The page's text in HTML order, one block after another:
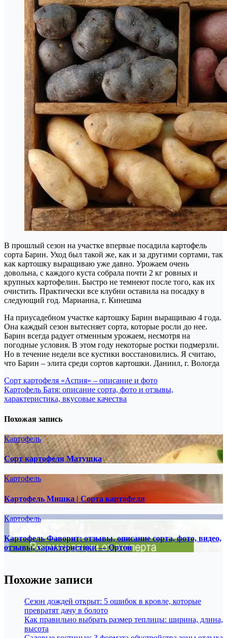
В прошлый сезон на участке впервые посадила картофель
сорта Барин. Уход был такой же, как и за другими сортами, так
как картошку выращиваю уже давно. Урожаем очень
довольна, с каждого куста собрала почти 2 кг ровных и
крупных картофелин. Быстро не темнеют после того, как их
очистить. Практически все клубни оставила на посадку в
следующий год. Марианна, г. Кинешма
На приусадебном участке картошку Барин выращиваю 4 года.
Она каждый сезон вытесняет сорта, которые росли до нее.
Барин всегда радует отменным урожаем, несмотря на
погодные условия. В этом году некоторые ростки подмерзли.
Но в течение недели все кустики восстановились. Я считаю,
что Барин – элита среди сортов картошки. Даниил, г. Вологда
Навигация
по
Сорт картофеля «Аспия» – описание и фото
Картофель Батя: описание сорта, фото и отзывы,
характеристика, вкусовые качества
Похожая запись
Картофель
Сорт картофеля Матушка
Картофель
Картофель Мишка | Сорта картофеля
Картофель
Картофель Фаворит: отзывы, описание сорта, фото, видео,
отзывы, характеристики — Ортон
Похожие записи
Сезон дождей открыт: 5 ошибок в кровле, которые
превратят дачу в болото
Как правильно выбрать размер теплицы: ширина, длина,
высота